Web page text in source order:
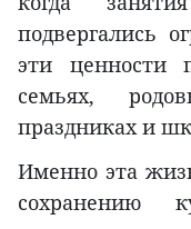
подвергались
эти ценности
семьях,
праздниках и
Именно эта
сохранению